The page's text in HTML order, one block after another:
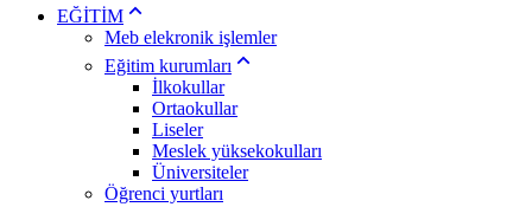
EĞİTİM
Meb elekronik işlemler
Eğitim kurumları
İlkokullar
Ortaokullar
Liseler
Meslek yüksekokulları
Üniversiteler
Öğrenci yurtları